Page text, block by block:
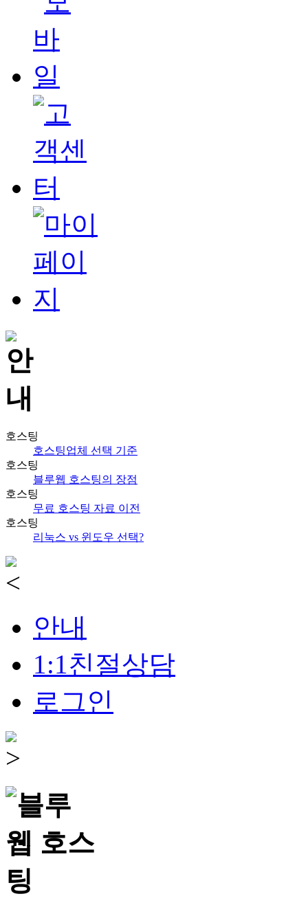
호스팅
호스팅업체 선택 기준
호스팅
블루웹 호스팅의 장점
호스팅
무료 호스팅 자료 이전
호스팅
리눅스 vs 윈도우 선택?
안내
1:1친절상담
로그인